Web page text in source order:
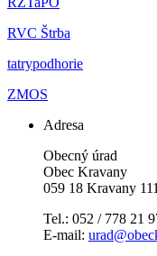
RVC Štrba
tatrypodhorie
ZMOS
Adresa
Obecný úrad
Obec Kravany
059 18 Kravany 111
Tel.: 052 / 778 21
E-mail: